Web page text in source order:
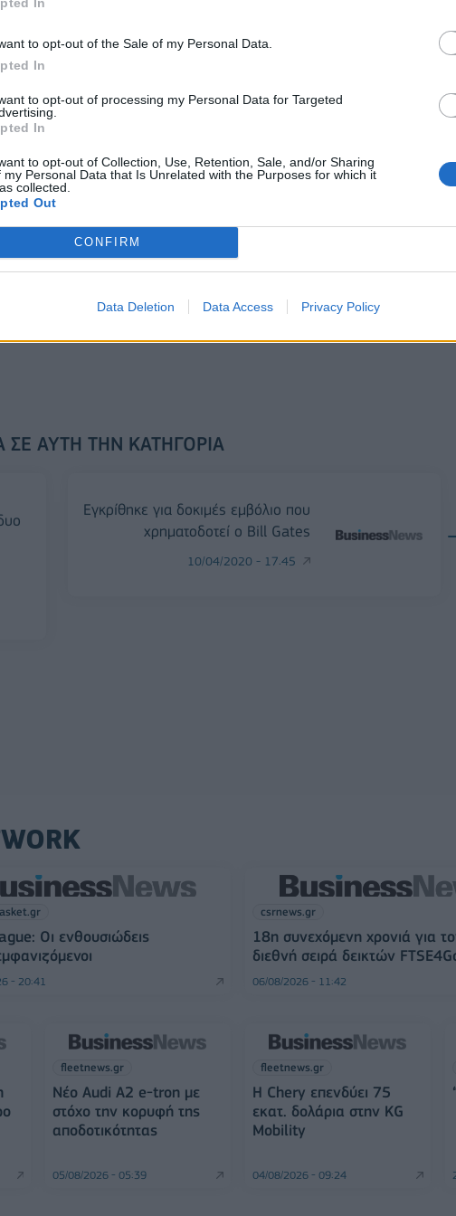
to opt-out of the Sale of my Personal Data.
In
to opt-out of processing my Personal Data for Targeted
In
to opt-out of Collection, Use, Retention, Sale, and/or Sharing
my Personal Data that Is Unrelated with the Purposes for which it
collected.
Out
CONFIRM
Data Deletion Data Access Privacy Policy
Βιλερμπάν» - Η διευκρινιστική ανάρτηση που έκανε
κατά 14% ο τζίρος
στα 4,3 δισ. ευρώ – Στα
τα EBITDA
ΥΠΕΘΟΟ: Νέες επενδύσεις 1 δισ. ευρώ
VW: Η δύσκολη εξίσωση της αναδιάρθρωσης
Για πρώτη φορά το Αρχαίο
άνοιξε τις πύλες του
ESG Report 2025: Πώς η ΑΒ
Βασιλόπουλος μετατρέπει τη βιωσιμότητα
ΣΕ ΑΥΤΉ ΤΗΝ ΚΑΤΗΓΟΡΊΑ
Εγκρίθηκε για δοκιμές εμβόλιο που
χρηματοδοτεί ο Bill Gates
10/04/2020 - 17:45
Οι ενθουσιώδεις
- 20:41
csrnews.gr
18η συνεχόμενη χρονιά για
διεθνή σειρά δεικτών
06/08/2026 - 11:42
fleetnews.gr
Νέο Audi A2 e-tron με
στόχο την κορυφή της
αποδοτικότητας
05/08/2026 - 05:39
fleetnews.gr
Η Chery επενδύει 75
εκατ. δολάρια στην KG
Mobility
04/08/2026 - 09:24